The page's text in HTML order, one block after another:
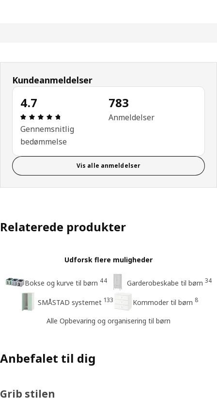
Kundeanmeldelser
4.7
Anmeldelse: 4.7 Ud af 5 Stjerner. Anmeldelser i
Gennemsnitlig
bedømmelse
783
Anmeldelser
Vis alle anmeldelser
Relaterede produkter
Udforsk flere muligheder
Bokse og kurve til børn 44 Garderobeskabe til børn 34
SMÅSTAD systemet 133 Kommoder til børn 8
Alle Opbevaring og organisering til børn
Anbefalet til dig
Grib stilen